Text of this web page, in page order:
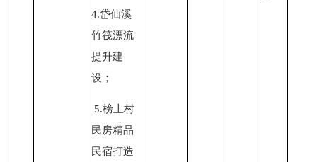
4.岱仙溪
竹筏漂流
提升建
设；
5.榜上村
民房精品
民宿打造